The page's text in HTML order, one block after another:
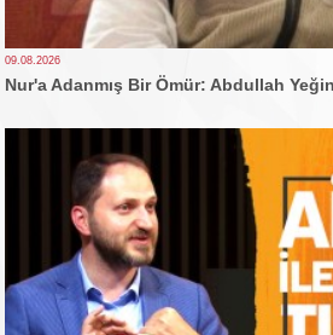
09.08.2026
Nur'a Adanmış Bir Ömür: Abdullah Yeğin